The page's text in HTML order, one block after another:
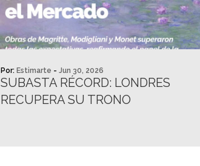
Por: Estimarte - Jun 30, 2026
SUBASTA RÉCORD: LONDRES
RECUPERA SU TRONO